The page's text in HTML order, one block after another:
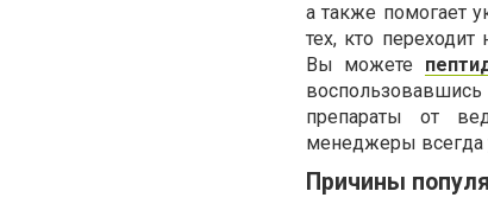
а также помогает
тех, кто
Вы можете
препараты от
менеджеры всегда
Причины